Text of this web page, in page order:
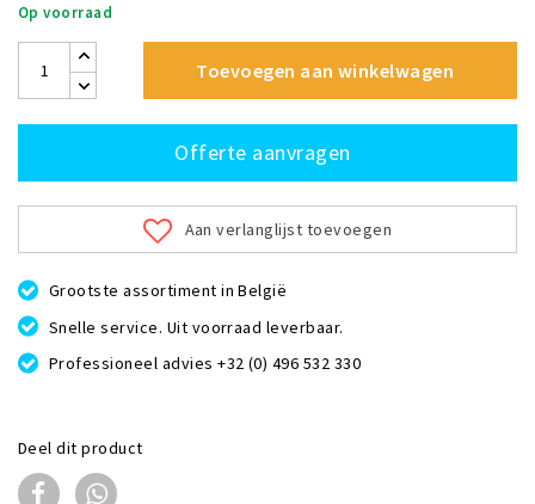
Op voorraad
Toevoegen aan winkelwagen
Offerte aanvragen
Aan verlanglijst toevoegen
Grootste assortiment in België
Snelle service. Uit voorraad leverbaar.
Professioneel advies +32 (0) 496 532 330
Deel dit product